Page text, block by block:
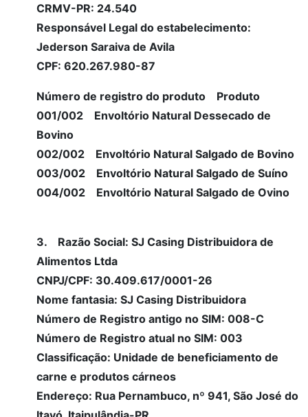
CRMV-PR: 24.540
Responsável Legal do estabelecimento:
Jederson Saraiva de Avila
CPF: 620.267.980-87
Número de registro do produto Produto
001/002 Envoltório Natural Dessecado de
Bovino
002/002 Envoltório Natural Salgado de Bovino
003/002 Envoltório Natural Salgado de Suíno
004/002 Envoltório Natural Salgado de Ovino
3. Razão Social: SJ Casing Distribuidora de
Alimentos Ltda
CNPJ/CPF: 30.409.617/0001-26
Nome fantasia: SJ Casing Distribuidora
Número de Registro antigo no SIM: 008-C
Número de Registro atual no SIM: 003
Classificação: Unidade de beneficiamento de
carne e produtos cárneos
Endereço: Rua Pernambuco, nº 941, São José do